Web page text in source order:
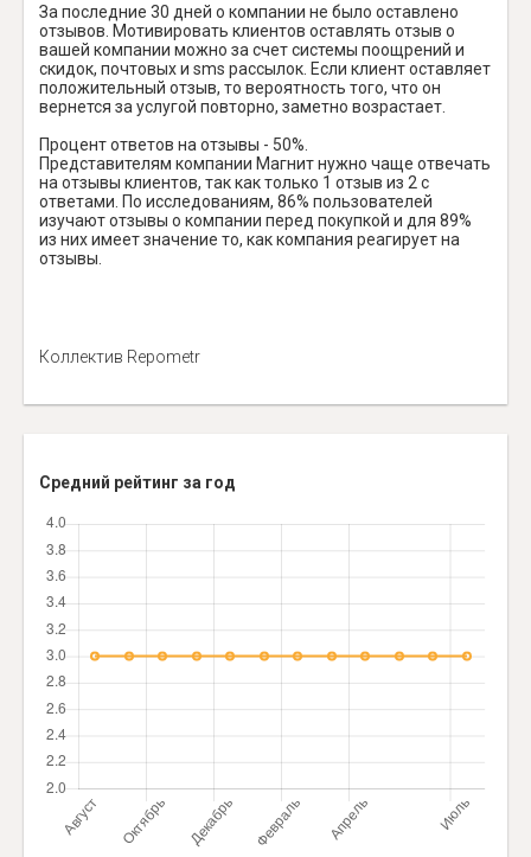
За последние 30 дней о компании не было оставлено
отзывов. Мотивировать клиентов оставлять отзыв о
вашей компании можно за счет системы поощрений и
скидок, почтовых и sms рассылок. Если клиент оставляет
положительный отзыв, то вероятность того, что он
вернется за услугой повторно, заметно возрастает.
Процент ответов на отзывы - 50%.
Представителям компании Магнит нужно чаще отвечать
на отзывы клиентов, так как только 1 отзыв из 2 с
ответами. По исследованиям, 86% пользователей
изучают отзывы о компании перед покупкой и для 89%
из них имеет значение то, как компания реагирует на
отзывы.
Коллектив Repometr
Средний рейтинг за год